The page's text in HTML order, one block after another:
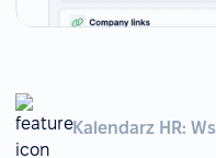
Kalendarz HR: